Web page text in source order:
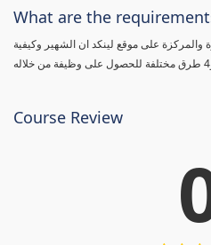
What are the
على موقع لينكد ان الشهير وكيفية
Course Review